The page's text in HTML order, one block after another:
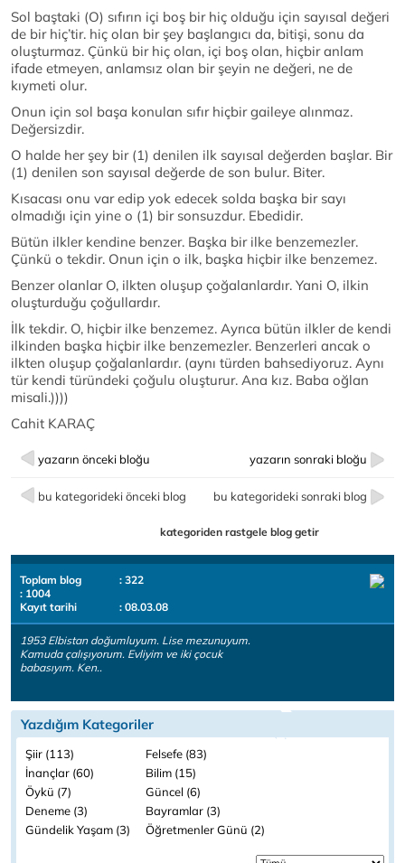
Sol baştaki (O) sıfırın içi boş bir hiç olduğu için sayısal değeri
de bir hiç’tir. hiç olan bir şey başlangıcı da, bitişi, sonu da
oluşturmaz. Çünkü bir hiç olan, içi boş olan, hiçbir anlam
ifade etmeyen, anlamsız olan bir şeyin ne değeri, ne de
kıymeti olur.
Onun için sol başa konulan sıfır hiçbir gaileye alınmaz.
Değersizdir.
O halde her şey bir (1) denilen ilk sayısal değerden başlar. Bir
(1) denilen son sayısal değerde de son bulur. Biter.
Kısacası onu var edip yok edecek solda başka bir sayı
olmadığı için yine o (1) bir sonsuzdur. Ebedidir.
Bütün ilkler kendine benzer. Başka bir ilke benzemezler.
Çünkü o tekdir. Onun için o ilk, başka hiçbir ilke benzemez.
Benzer olanlar O, ilkten oluşup çoğalanlardır. Yani O, ilkin
oluşturduğu çoğullardır.
İlk tekdir. O, hiçbir ilke benzemez. Ayrıca bütün ilkler de kendi
ilkinden başka hiçbir ilke benzemezler. Benzerleri ancak o
ilkten oluşup çoğalanlardır. (aynı türden bahsediyoruz. Aynı
tür kendi türündeki çoğulu oluşturur. Ana kız. Baba oğlan
misali.))))
Cahit KARAÇ
yazarın önceki bloğu yazarın sonraki bloğu
bu kategorideki önceki blog bu kategorideki sonraki blog
kategoriden rastgele blog getir
Toplam blog
: 322
: 1004
Kayıt tarihi
: 08.03.08
1953 Elbistan doğumluyum. Lise mezunuyum.
Kamuda çalışıyorum. Evliyim ve iki çocuk
babasıyım. Ken..
Yazdığım Kategoriler
Şiir (113)
Felsefe (83)
İnançlar (60)
Bilim (15)
Öykü (7)
Güncel (6)
Deneme (3)
Bayramlar (3)
Gündelik Yaşam (3)
Öğretmenler Günü (2)